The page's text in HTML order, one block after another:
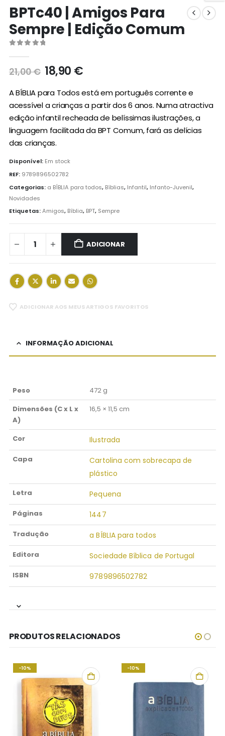
BPTc40 | Amigos Para
Sempre | Edição Comum
21,00€ O
preço
original
era:
21,00 €.
18,90 €O
atual
é:
18,90 €.
A BÍBLIA para Todos está em português corrente e
acessível a crianças a partir dos 6 anos. Numa atractiva
edição infantil recheada de belíssimas ilustrações, a
linguagem facilitada da BPT Comum, fará as delícias
das crianças.
Disponível: Em stock
REF: 9789896502782
Categorias: a BÍBLIA para todos, Bíblias, Infantil, Infanto-Juvenil,
Novidades
Etiquetas:Amigos, Bíblia, BPT, Sempre
ADICIONAR
ADICIONAR AOS MEUS ARTIGOS FAVORITOS
INFORMAÇÃO ADICIONAL
Peso
472 g
Dimensões (C x L x
A)
16,5 × 11,5 cm
Cor Ilustrada
Capa
Cartolina com sobrecapa de
plástico
Letra Pequena
Páginas 1447
Tradução a BÍBLIA para todos
Editora Sociedade Bíblica de Portugal
ISBN 9789896502782
PRODUTOS RELACIONADOS